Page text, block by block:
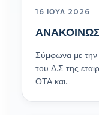
16 ΙΟΎΛ 2026
Σύμφωνα με
του Δ.Σ της
ΟΤΑ και…